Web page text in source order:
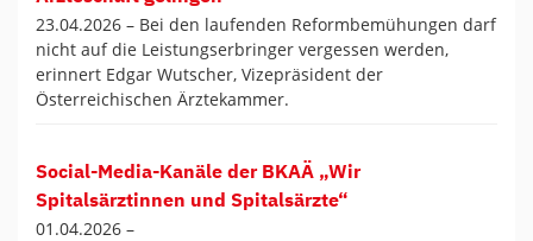
23.04.2026 – Bei den laufenden Reformbemühungen darf
nicht auf die Leistungserbringer vergessen werden,
erinnert Edgar Wutscher, Vizepräsident der
Österreichischen Ärztekammer.
Social-Media-Kanäle der BKAÄ „Wir
Spitalsärztinnen und Spitalsärzte“
01.04.2026 –